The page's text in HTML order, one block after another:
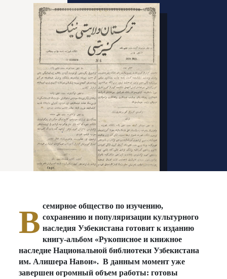
В семирное общество по изучению,
сохранению и популяризации культурного
наследия Узбекистана готовит к изданию
книгу-альбом «Рукописное и книжное
наследие Национальной библиотеки Узбекистана
им. Алишера Навои». В данным момент уже
завершен огромный объем работы: готовы